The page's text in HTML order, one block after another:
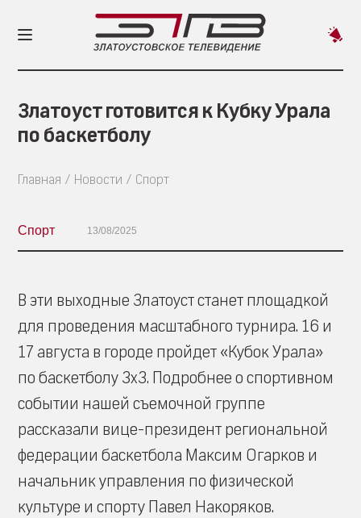
Златоуст готовится к Кубку Урала
по баскетболу
Главная Новости Спорт
Спорт 13/08/2025
В эти выходные Златоуст станет площадкой
для проведения масштабного турнира. 16 и
17 августа в городе пройдет «Кубок Урала»
по баскетболу 3х3. Подробнее о спортивном
событии нашей съемочной группе
рассказали вице-президент региональной
федерации баскетбола Максим Огарков и
начальник управления по физической
культуре и спорту Павел Накоряков.